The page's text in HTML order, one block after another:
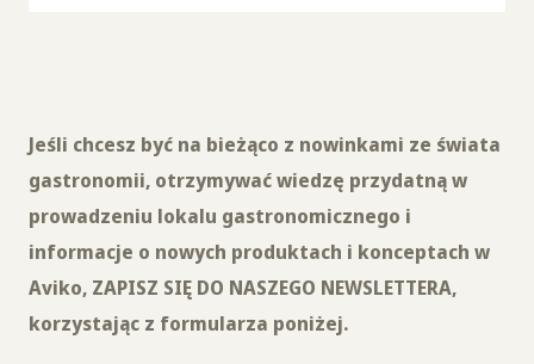
Jeśli chcesz być na bieżąco z nowinkami ze świata
gastronomii, otrzymywać wiedzę przydatną w
prowadzeniu lokalu gastronomicznego i
informacje o nowych produktach i konceptach w
Aviko, ZAPISZ SIĘ DO NASZEGO NEWSLETTERA,
korzystając z formularza poniżej.